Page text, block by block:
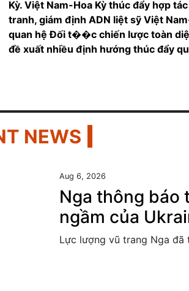
Kỳ. Việt Nam-Hoa Kỳ thúc đẩy hợp
tranh, giám định ADN liệt sỹ Việt
quan hệ Đối t��c chiến lược toàn
đề xuất nhiều định hướng thúc đẩy
NEWS
Aug 6, 2026
Nga thông báo
ngầm của